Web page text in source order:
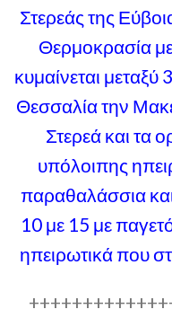
Στερεάς της
Θερμοκρασία
κυμαίνεται
Θεσσαλία την
Στερεά και τα
υπόλοιπης
παραθαλάσσια
10 με 15 με
ηπειρωτικά που